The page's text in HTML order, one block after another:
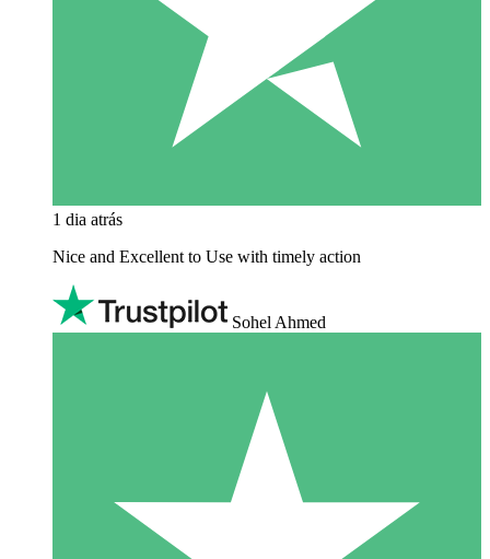
1 dia atrás
Nice and Excellent to Use with timely action
Sohel Ahmed